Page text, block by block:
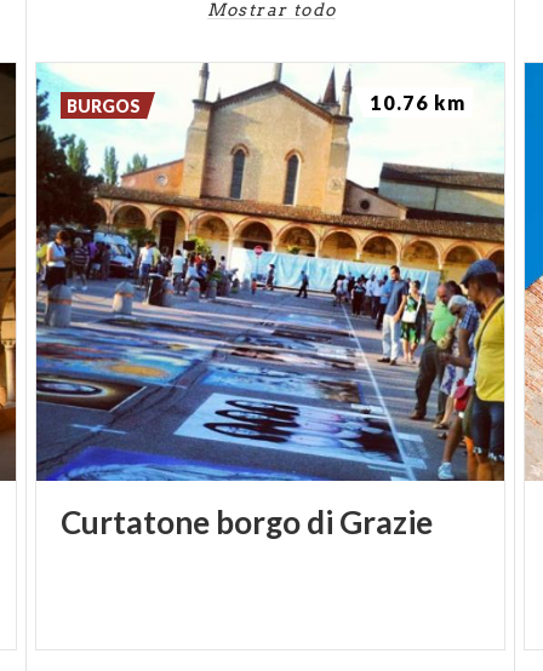
Mostrar todo
Curtatone borgodi Grazie
BURGOS 10.76 km